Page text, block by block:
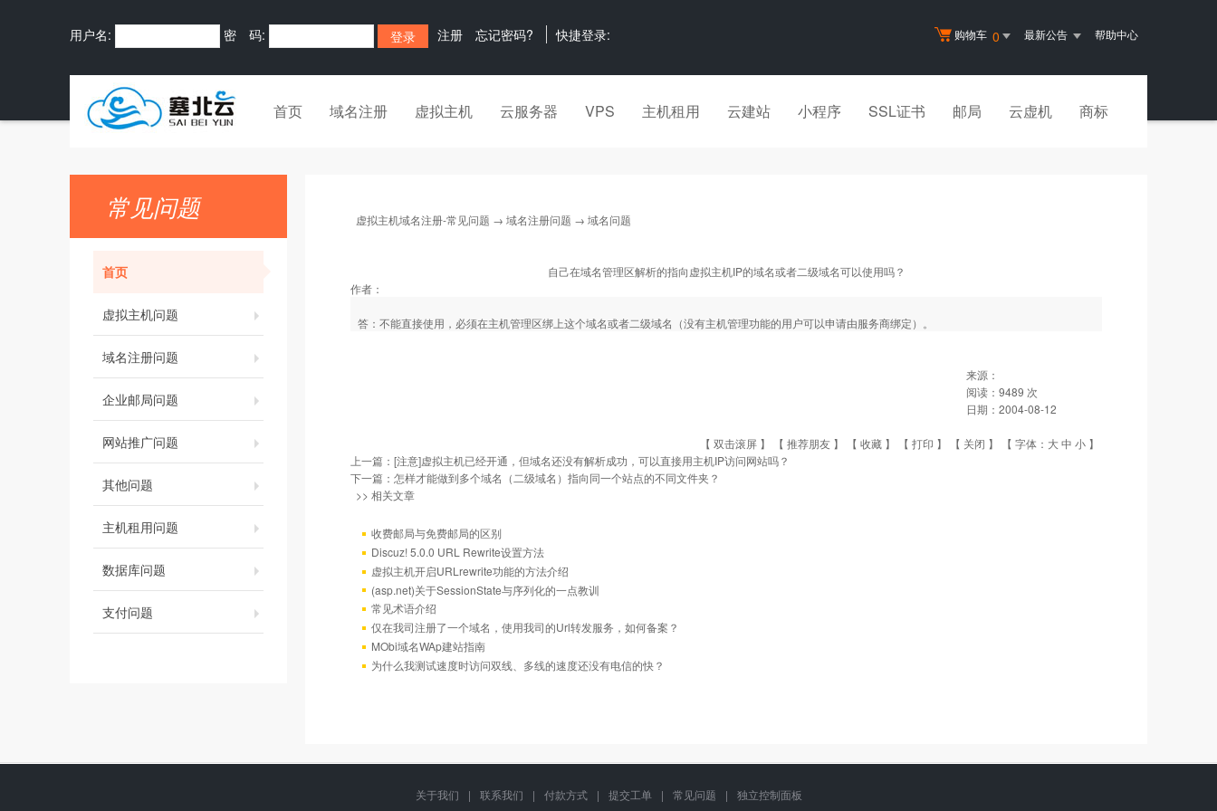
购物车 0 最新公告 帮助中心
用户名: 密 码: 注册 忘记密码? 快捷登录:
首页 域名注册 虚拟主机 云服务器 VPS 主机租用 云建站 小程序 SSL证书 邮局 云虚机 商标
常见问题
首页
虚拟主机问题
域名注册问题
企业邮局问题
网站推广问题
其他问题
主机租用问题
数据库问题
支付问题
虚拟主机域名注册-常见问题 → 域名注册问题 → 域名问题
自己在域名管理区解析的指向虚拟主机IP的域名或者二级域名可以使用吗？
作者：
答：不能直接使用，必须在主机管理区绑上这个域名或者二级域名（没有主机管理功能的用户可以申请由服务商绑定）。
来源：
阅读： 9489 次
日期： 2004-08-12
【 双击滚屏 】 【 推荐朋友 】 【 收藏 】 【 打印 】 【 关闭 】 【 字体： 大中 小 】
上一篇： [注意]虚拟主机已经开通，但域名还没有解析成功，可以直接用主机IP访问网站吗？
下一篇： 怎样才能做到多个域名（二级域名）指向同一个站点的不同文件夹？
>> 相关文章
收费邮局与免费邮局的区别
Discuz! 5.0.0 URL Rewrite设置方法
虚拟主机开启URLrewrite功能的方法介绍
(asp.net)关于SessionState与序列化的一点教训
常见术语介绍
仅在我司注册了一个域名，使用我司的Url转发服务，如何备案？
MObi域名WAp建站指南
为什么我测试速度时访问双线、多线的速度还没有电信的快？
关于我们 | 联系我们 | 付款方式 | 提交工单 | 常见问题 | 独立控制面板